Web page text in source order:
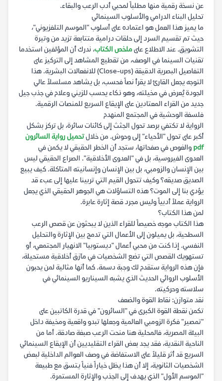
عن نسخة رقمية منها مطلباً لمحبي أدب الرعب والبقاء.
تحليل البناء الدرامي والأسلوب السينمائي
ما يميز هذا العمل هو اعتماده على أسلوب "الموسم التلفزيوني"،
حيث تم تقسيم السرد إلى حلقات درامية متتابعة تزيد من وتيرة
التشويق. عند الاطلاع علىملخص الكتاب، ندرك أن المؤلفين استخدما
تقنيات السينما في الوصف، من تقطيع المشاهد إلى التركيز على
التفاصيل البصرية الدقيقة (Close-ups) للانفعالات البشرية. هذا
التوجه يجعل القارئ لا يقرأ نصاً فحسب، بل يشاهد مسلسلاً عالي
الجودة يُعرض في مخيلته، وهو ذكاء يحسب للزيني وعلام في جذب جيل
جديد من القراء المعتادين على الإيقاع السريع للمنصات الرقمية.
فلسفة الوحشية في المجتمع المنهدم
الرواية لا تكتفي برصد تحول الجثث إلى كائنات سائرة، بل تركز بشكل
أكبر على تحول "الأحياء" إلى وحوش. من خلالتحميل رواية السائرون
pdf والغوص في صفحاتها، ستجد أن الخطر الحقيقي لا يكمن في
العدوى الفيروسية، بل في "العدوى الأخلاقية". الصراع الحقيقي ليس
بين الإنسان والزومبي، بل بين الإنسان وإنسانيته المتآكلة. كيف يبيع
الصديق صديقه؟ وكيف تتحول القيم التي تربينا عليها إلى عبء قد
يؤدي بنا إلى الموت؟ هذه التساؤلات هي الجوهر الحقيقي الذي يجعل
الرواية عملاً أدبياً وليس مجرد قصة إثارة عابرة.
لمن هذا الكتاب؟
هذا الكتاب موجه خصيصاً للقراء الذين لا يبحثون عن قصص الرعب
السطحية، بل يميلون إلى الأعمال التي تدمج بين الإثارة والتحليل
النفسي. إذا كنت من محبي أعمال "ديستوبيا" الانهيار المجتمعي، أو
تستهويك القصص التي تضع الشخصيات في مآزق أخلاقية مستحيلة،
فإن هذه الرواية ستقدم لك وجبة دسمة. كما أنها مثالية لمن يحبون
الأسلوب الروائي الحديث الذي يشبه السيناريو السينمائي في
سلاسته وحركيته.
نقد متوازن: نقاط القوة والضعف
تكمن نقطة القوة الكبرى في "السائرون" في قدرة الكاتبين على
"تمصير" فكرة الزومبي العالمية وجعلها تبدو واقعية ومخيفة داخل
البيئة المصرية، فالمحلية هنا منحت الرعب صبغة صادقة. أما من
الناحية النقدية، فقد يجد بعض القراء التقليديين أن الإيقاع السينمائي
السريع قد أثر قليلاً على الاستفاضة في وصف العوالم الداخلية لبعض
الشخصيات الثانوية، إلا أن هذا يظل خياراً فنياً يتسق مع طبيعة
"الموسم الأول" الذي يهدف إلى الجذب والإثارة المستمرة.